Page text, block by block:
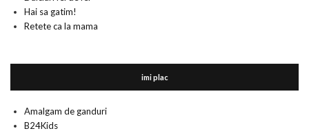
Hai sa gatim!
Retete ca la mama
imi plac
Amalgam de ganduri
B24Kids